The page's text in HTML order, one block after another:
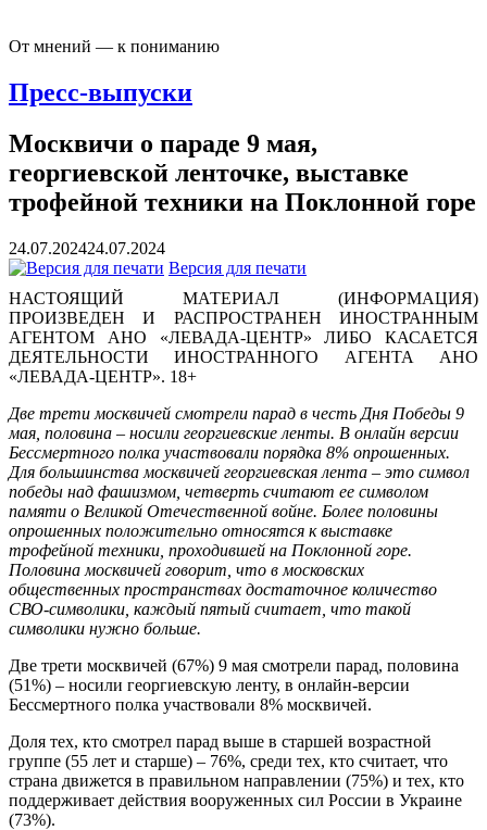
От мнений — к пониманию
Пресс-выпуски
Москвичи о параде 9 мая,
георгиевской ленточке, выставке
трофейной техники на Поклонной горе
24.07.202424.07.2024
Версия для печати
НАСТОЯЩИЙ МАТЕРИАЛ (ИНФОРМАЦИЯ)
ПРОИЗВЕДЕН И РАСПРОСТРАНЕН ИНОСТРАННЫМ
АГЕНТОМ АНО «ЛЕВАДА-ЦЕНТР» ЛИБО КАСАЕТСЯ
ДЕЯТЕЛЬНОСТИ ИНОСТРАННОГО АГЕНТА АНО
«ЛЕВАДА-ЦЕНТР». 18+
Две трети москвичей смотрели парад в честь Дня Победы 9
мая, половина – носили георгиевские ленты. В онлайн версии
Бессмертного полка участвовали порядка 8% опрошенных.
Для большинства москвичей георгиевская лента – это символ
победы над фашизмом, четверть считают ее символом
памяти о Великой Отечественной войне. Более половины
опрошенных положительно относятся к выставке
трофейной техники, проходившей на Поклонной горе.
Половина москвичей говорит, что в московских
общественных пространствах достаточное количество
СВО-символики, каждый пятый считает, что такой
символики нужно больше.
Две трети москвичей (67%) 9 мая смотрели парад, половина
(51%) – носили георгиевскую ленту, в онлайн-версии
Бессмертного полка участвовали 8% москвичей.
Доля тех, кто смотрел парад выше в старшей возрастной
группе (55 лет и старше) – 76%, среди тех, кто считает, что
страна движется в правильном направлении (75%) и тех, кто
поддерживает действия вооруженных сил России в Украине
(73%).